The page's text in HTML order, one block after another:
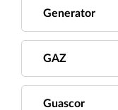
Generator
GAZ
Guascor